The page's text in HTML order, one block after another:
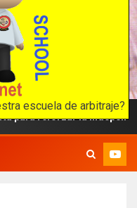
escuela de arbitraje?
la independencia